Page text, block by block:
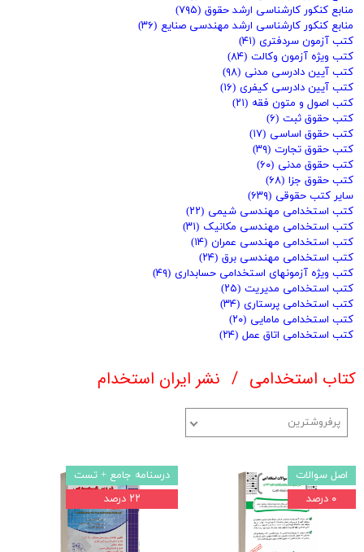
کتاب استخدامی نشر ایران استخدام
پرفروشترین
اصل سوالات
۰ درصد
درسنامه جامع + تست
۲۲ درصد
منابع کنکور کارشناسی ارشد حقوق (۷۹۵)
منابع کنکور کارشناسی ارشد مهندسی صنایع (۳۶)
کتب آزمون سردفتری (۴۱)
کتب ویژه آزمون وکالت (۸۴)
کتب آیین دادرسی مدنی (۹۸)
کتب آیین دادرسی کیفری (۱۶)
کتب اصول و متون فقه (۲۱)
کتب حقوق ثبت (۶)
کتب حقوق اساسی (۱۷)
کتب حقوق تجارت (۳۹)
کتب حقوق مدنی (۶۰)
کتب حقوق جزا (۶۸)
سایر کتب حقوقی (۶۳۹)
کتب استخدامی مهندسی شیمی (۲۲)
کتب استخدامی مهندسی مکانیک (۳۱)
کتب استخدامی مهندسی عمران (۱۴)
کتب استخدامی مهندسی برق (۲۴)
کتب ویژه آزمونهای استخدامی حسابداری (۴۹)
کتب استخدامی مدیریت (۲۵)
کتب استخدامی پرستاری (۳۴)
کتب استخدامی مامایی (۲۰)
کتب استخدامی اتاق عمل (۲۴)